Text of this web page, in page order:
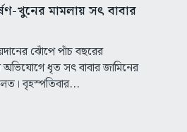
খুনের মামলায় সৎ বাবার
ঝোঁপে পাঁচ বছরের
ধৃত সৎ বাবার জামিনের
বৃহস্পতিবার...